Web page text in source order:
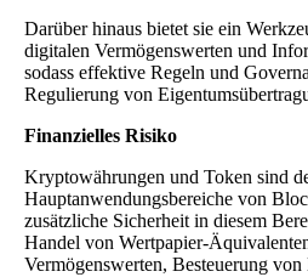
Darüber hinaus bietet sie ein
digitalen Vermögenswerten und
sodass effektive Regeln und
Regulierung von
Finanzielles Risiko
Kryptowährungen und Token sind
Hauptanwendungsbereiche von
zusätzliche Sicherheit in diesem
Handel von Wertpapier-
Vermögenswerten, Besteuerung